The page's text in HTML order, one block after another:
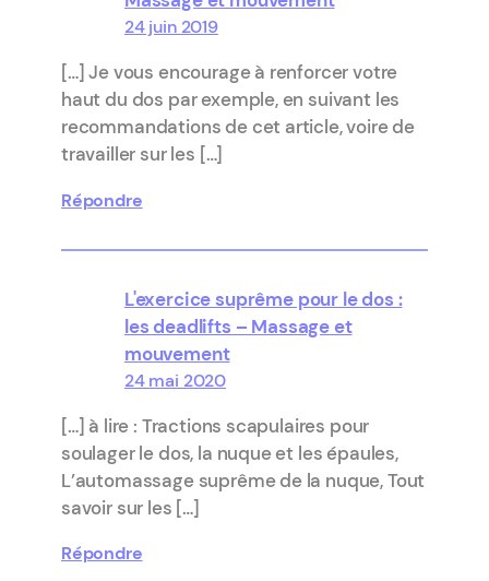
24 juin 2019
[…] Je vous encourage à renforcer votre
haut du dos par exemple, en suivant les
recommandations de cet article, voire de
travailler sur les […]
Répondre
L'exercice suprême pour le dos :
les deadlifts – Massage et
mouvement
24 mai 2020
[…] à lire : Tractions scapulaires pour
soulager le dos, la nuque et les épaules,
L’automassage suprême de la nuque, Tout
savoir sur les […]
Répondre